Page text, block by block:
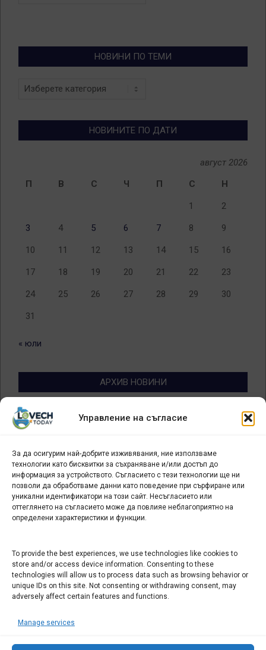
Управление на съгласие
За да осигурим най-добрите изживявания, ние използваме
технологии като бисквитки за съхраняване и/или достъп до
информация за устройството. Съгласието с тези технологии ще ни
позволи да обработваме данни като поведение при сърфиране или
уникални идентификатори на този сайт. Несъгласието или
оттеглянето на съгласието може да повлияе неблагоприятно на
определени характеристики и функции.
To provide the best experiences, we use technologies like cookies to
store and/or access device information. Consenting to these
technologies will allow us to process data such as browsing behavior or
unique IDs on this site. Not consenting or withdrawing consent, may
adversely affect certain features and functions.
Manage services
НОВИНИ ПО ТЕМИ
Новини
НОВИНИТЕ ПО ДАТИ
август 2026
П
В С Ч П С Н
1 2
3 4 5 6 7 8 9
10 11 12 13 14 15 16
17 18 19 20 21 22 23
24 25 26 27 28 29 30
31
« юли
АРХИВ НОВИНИ
Архив
новини
БИЗНЕС
Арт галерия "Мостове" – магазин за изкуство
СЕВЕРОЗАПАДА ИНФОРМАЦИОНЕН БИЗНЕС
ТУРИСТИЧЕСКИ КЛЪСТЕР
ИНСТИТУЦИИ В ЛОВЕЧ
Административен съд Ловеч
Областна администрация Ловеч
ОДМВР Ловеч
Окръжен съд Ловеч